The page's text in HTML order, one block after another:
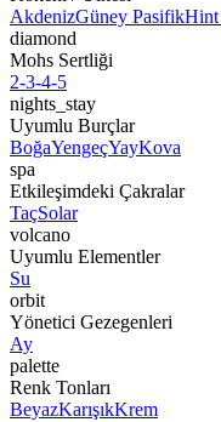
AkdenizGüney PasifikHint
diamond
Mohs Sertliği
2-3-4-5
nights_stay
Uyumlu Burçlar
BoğaYengeçYayKova
spa
Etkileşimdeki Çakralar
TaçSolar
volcano
Uyumlu Elementler
Su
orbit
Yönetici Gezegenleri
Ay
palette
Renk Tonları
BeyazKarışıkKrem